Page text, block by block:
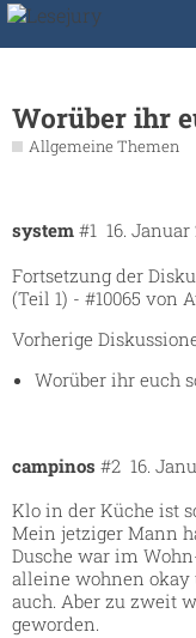
Worüber ihr
Allgemeine Themen
system 16. Januar
#1
Fortsetzung der
(Teil 1) - #10065 von
Vorherige
Worüber ihr euch
campinos 16.
#2
Klo in der Küche ist
Mein jetziger Mann
Dusche war im
alleine wohnen okay
auch. Aber zu zweit
geworden.